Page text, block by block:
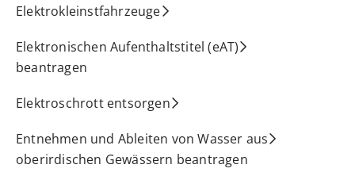
Elektrokleinstfahrzeuge
Elektronischen Aufenthaltstitel (eAT)
beantragen
Elektroschrott entsorgen
Entnehmen und Ableiten von Wasser aus
oberirdischen Gewässern beantragen